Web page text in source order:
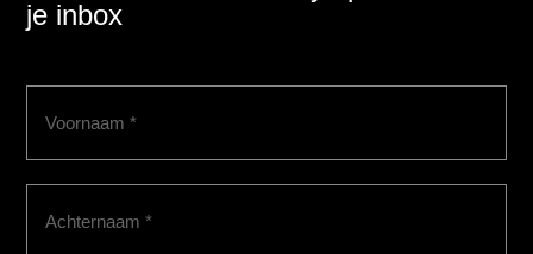
je inbox